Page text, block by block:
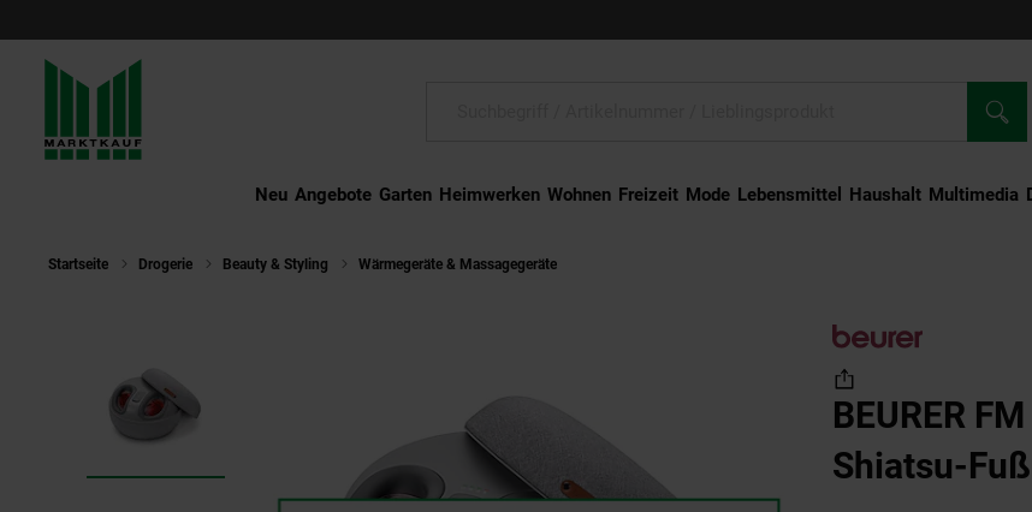
Neu Angebote Garten Heimwerken Wohnen Freizeit Mode Lebensmittel Haushalt Multimedia
Startseite Drogerie Beauty & Styling Wärmegeräte & Massagegeräte
BEURER
Shiatsu-